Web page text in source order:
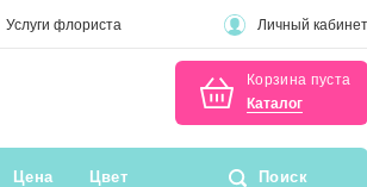
Услуги флориста Личный кабинет
Корзина пуста
Каталог
Цена Цвет Поиск